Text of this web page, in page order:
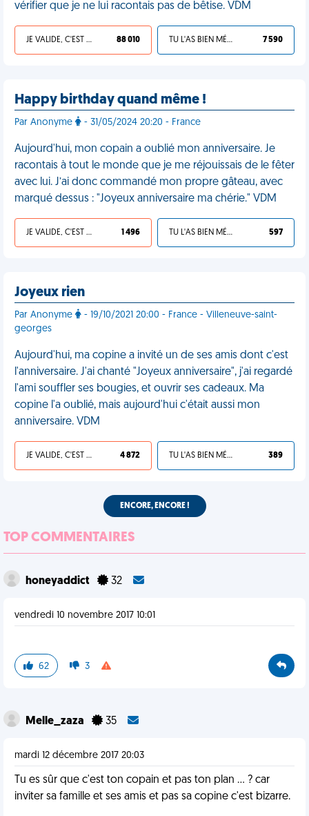
vérifier que je ne lui racontais pas de bêtise. VDM
JE VALIDE, C'EST UNE VDM 88 010 TU L'AS BIEN MÉRITÉ 7 590
Happy birthday quand même !
Par Anonyme - 31/05/2024 20:20 - France
Aujourd'hui, mon copain a oublié mon anniversaire. Je
racontais à tout le monde que je me réjouissais de le fêter
avec lui. J’ai donc commandé mon propre gâteau, avec
marqué dessus : "Joyeux anniversaire ma chérie." VDM
JE VALIDE, C'EST UNE VDM 1 496 TU L'AS BIEN MÉRITÉ 597
Joyeux rien
Par Anonyme
- 19/10/2021 20:00 - France - Villeneuve-saint-
georges
Aujourd'hui, ma copine a invité un de ses amis dont c'est
l'anniversaire. J'ai chanté "Joyeux anniversaire", j'ai regardé
l'ami souffler ses bougies, et ouvrir ses cadeaux. Ma
copine l'a oublié, mais aujourd'hui c'était aussi mon
anniversaire. VDM
JE VALIDE, C'EST UNE VDM 4 872 TU L'AS BIEN MÉRITÉ 389
ENCORE, ENCORE !
TOP COMMENTAIRES
honeyaddict 32
vendredi 10 novembre 2017 10:01
62 3
Melle_zaza 35
mardi 12 décembre 2017 20:03
Tu es sûr que c'est ton copain et pas ton plan ... ? car
inviter sa famille et ses amis et pas sa copine c'est bizarre.